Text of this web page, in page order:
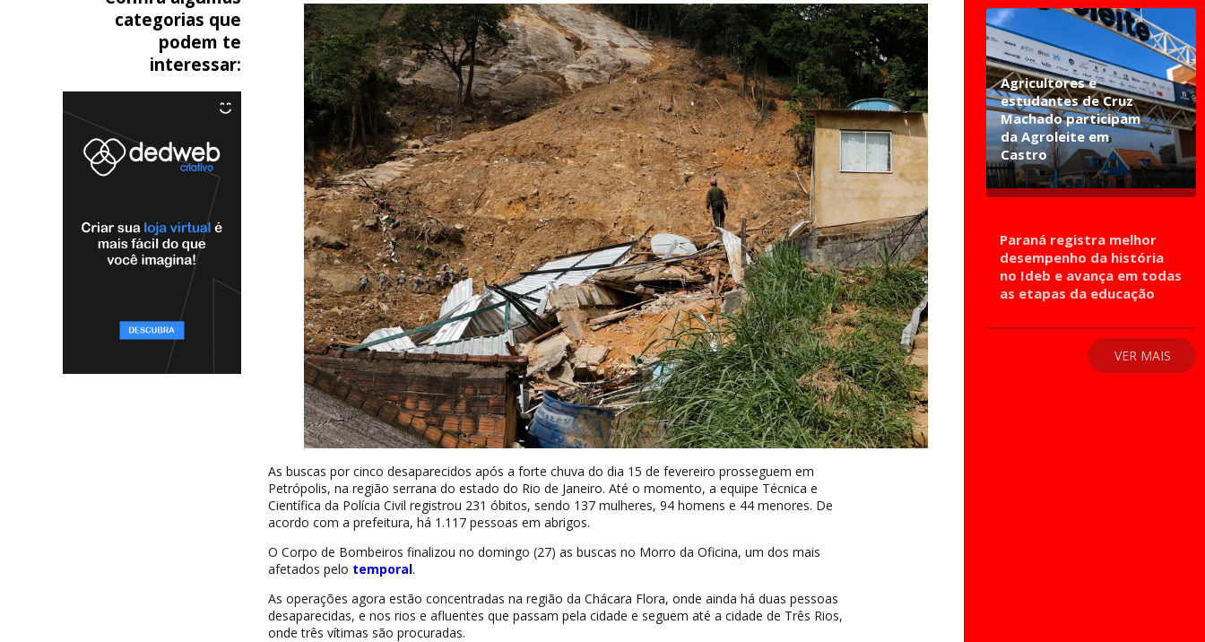
categorias que
podem te
interessar:
As buscas por cinco desaparecidos após a forte chuva do dia 15 de fevereiro prosseguem em
Petrópolis, na região serrana do estado do Rio de Janeiro. Até o momento, a equipe Técnica e
Científica da Polícia Civil registrou 231 óbitos, sendo 137 mulheres, 94 homens e 44 menores. De
acordo com a prefeitura, há 1.117 pessoas em abrigos.
O Corpo de Bombeiros finalizou no domingo (27) as buscas no Morro da Oficina, um dos mais
afetados pelo temporal.
As operações agora estão concentradas na região da Chácara Flora, onde ainda há duas pessoas
desaparecidas, e nos rios e afluentes que passam pela cidade e seguem até a cidade de Três Rios,
onde três vítimas são procuradas.
Agricultores e
estudantes de Cruz
Machado participam
da Agroleite em
Castro
Paraná registra melhor
desempenho da história
no Ideb e avança em todas
as etapas da educação
VER MAIS